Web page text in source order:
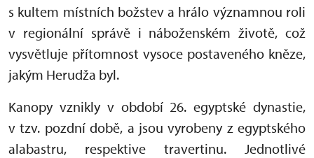
s kultem místních božstev a hrálo významnou roli
v regionální správě i náboženském životě, což
vysvětluje přítomnost vysoce postaveného kněze,
jakým Herudža byl.
Kanopy vznikly v období 26. egyptské dynastie,
v tzv. pozdní době, a jsou vyrobeny z egyptského
alabastru, respektive travertinu. Jednotlivé